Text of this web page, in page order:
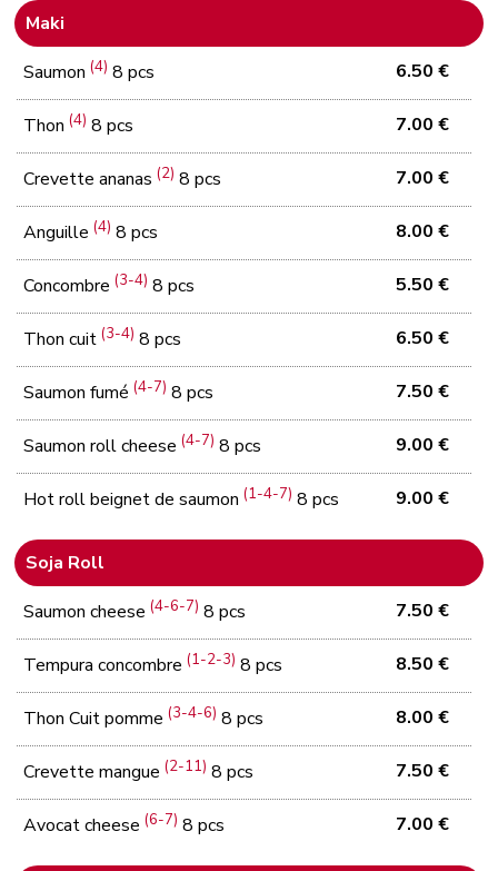
Maki
Saumon(4) 8 pcs 6.50 €
Thon(4) 8 pcs 7.00 €
Crevette ananas(2) 8 pcs 7.00 €
Anguille(4) 8 pcs 8.00 €
Concombre(3-4) 8 pcs 5.50 €
Thon cuit(3-4) 8 pcs 6.50 €
Saumon fumé(4-7) 8 pcs 7.50 €
Saumon roll cheese(4-7) 8 pcs 9.00 €
Hot roll beignet de saumon(1-4-7) 8 pcs 9.00 €
Soja Roll
Saumon cheese(4-6-7) 8 pcs 7.50 €
Tempura concombre(1-2-3) 8 pcs 8.50 €
Thon Cuit pomme(3-4-6) 8 pcs 8.00 €
Crevette mangue(2-11) 8 pcs 7.50 €
Avocat cheese(6-7) 8 pcs 7.00 €